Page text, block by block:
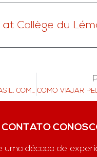
at Collège du
ISABELLA, DO BRASIL, COMPARTILHA SUA EXPERIÊNCIA DE ESTUDAR NA TASIS NA SUÍÇA
uma década de